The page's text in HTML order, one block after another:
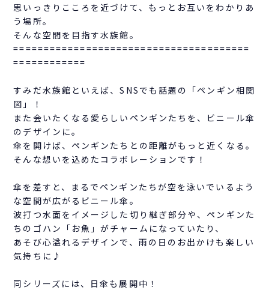
思いっきりこころを近づけて、もっとお互いをわかりあ
う場所。
そんな空間を目指す水族館。
=======================================
============
すみだ水族館といえば、SNSでも話題の「ペンギン相関
図」！
また会いたくなる愛らしいペンギンたちを、ビニール傘
のデザインに。
傘を開けば、ペンギンたちとの距離がもっと近くなる。
そんな想いを込めたコラボレーションです！
傘を差すと、まるでペンギンたちが空を泳いでいるよう
な空間が広がるビニール傘。
波打つ水面をイメージした切り継ぎ部分や、ペンギンた
ちのゴハン「お魚」がチャームになっていたり、
あそび心溢れるデザインで、雨の日のお出かけも楽しい
気持ちに♪
同シリーズには、日傘も展開中！